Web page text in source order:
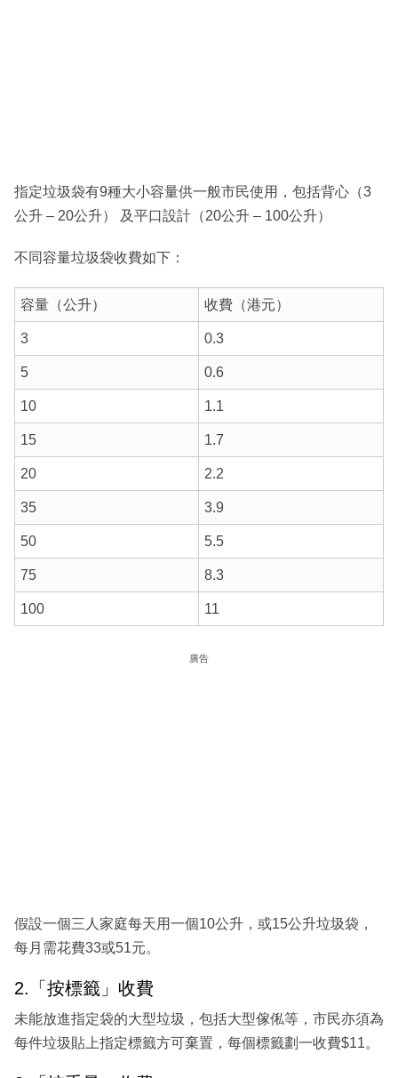
指定垃圾袋有9種大小容量供一般市民使用，包括背心（3
公升 – 20公升） 及平口設計（20公升 – 100公升）
不同容量垃圾袋收費如下：
容量（公升） 收費（港元）
3 0.3
5 0.6
10 1.1
15 1.7
20 2.2
35 3.9
50 5.5
75 8.3
100 11
廣告
假設一個三人家庭每天用一個10公升，或15公升垃圾袋，
每月需花費33或51元。
2.「按標籤」收費
未能放進指定袋的大型垃圾，包括大型傢俬等，市民亦須為
每件垃圾貼上指定標籤方可棄置，每個標籤劃一收費$11。